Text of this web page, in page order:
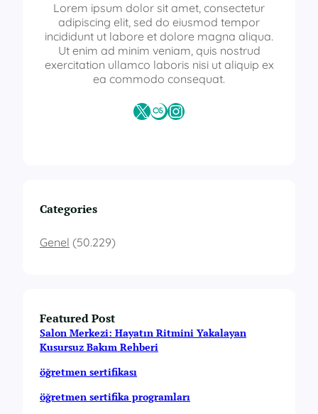
Lorem ipsum dolor sit amet, consectetur
adipiscing elit, sed do eiusmod tempor
incididunt ut labore et dolore magna aliqua.
Ut enim ad minim veniam, quis nostrud
exercitation ullamco laboris nisi ut aliquip ex
ea commodo consequat.
X Last.fmInstagram
Categories
Genel (50.229)
Featured Post
Salon Merkezi: Hayatın Ritmini Yakalayan
Kusursuz Bakım Rehberi
öğretmen sertifikası
öğretmen sertifika programları